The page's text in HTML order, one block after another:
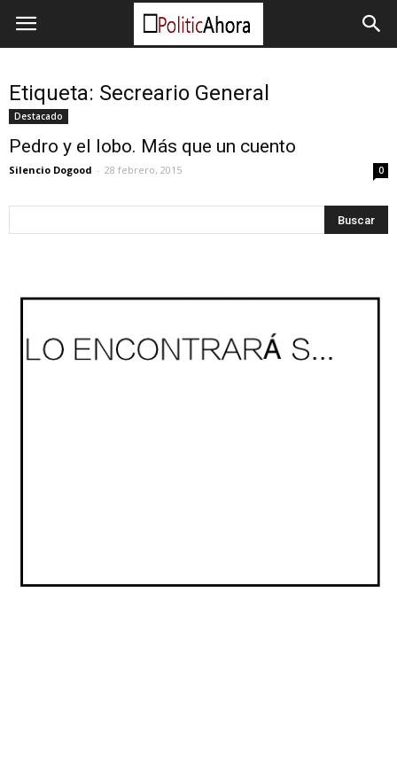
Etiqueta: Secreario General
Destacado
Pedro y el lobo. Más que un cuento
Silencio Dogood - 28 febrero, 2015 0